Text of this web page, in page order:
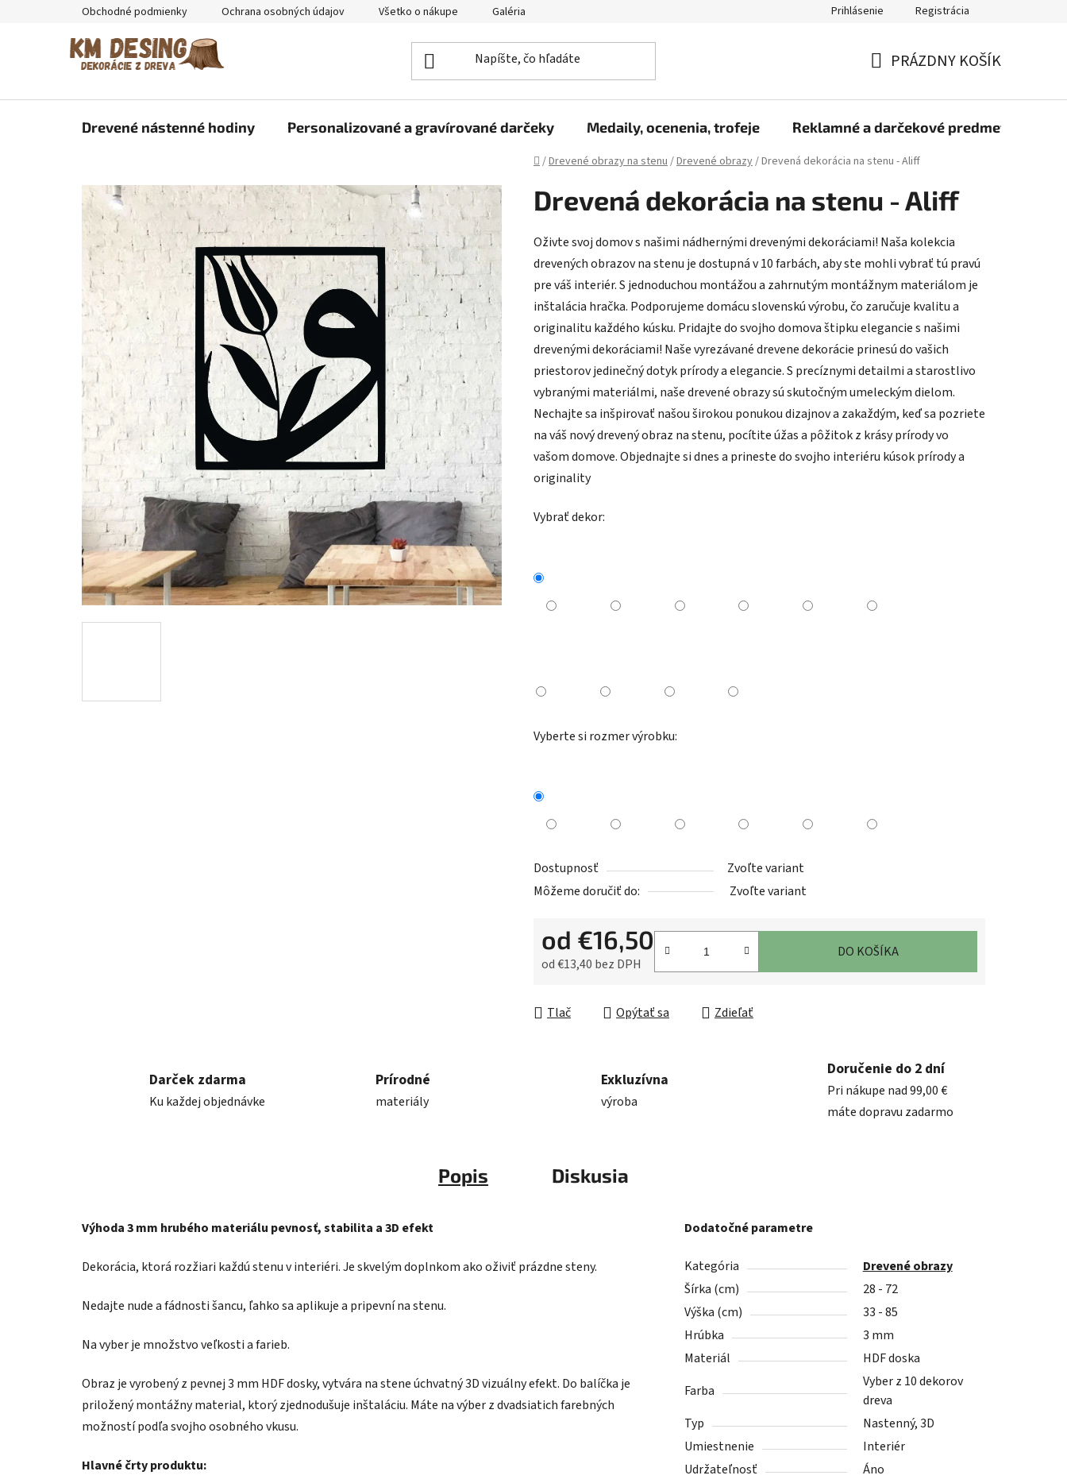
Obchodné podmienky Ochrana osobných údajov Všetko o nákupe Galéria Formulár na odstúpenie od zmluvy O nás
Prihlásenie Registrácia
KOŠÍK
PRÁZDNY KOŠÍK
Drevené nástenné hodiny Personalizované a gravírované darčeky Medaily, ocenenia, trofeje Reklamné a darčekové predmety
Domov
/Drevené obrazy na stenu/Drevené obrazy/Drevená dekorácia na stenu - Aliff
Drevená dekorácia na stenu - Aliff
Oživte svoj domov s našimi nádhernými drevenými dekoráciami! Naša kolekcia
drevených obrazov na stenu je dostupná v 10 farbách, aby ste mohli vybrať tú pravú
pre váš interiér. S jednoduchou montážou a zahrnutým montážnym materiálom je
inštalácia hračka. Podporujeme domácu slovenskú výrobu, čo zaručuje kvalitu a
originalitu každého kúsku. Pridajte do svojho domova štipku elegancie s našimi
drevenými dekoráciami! Naše vyrezávané drevene dekorácie prinesú do vašich
priestorov jedinečný dotyk prírody a elegancie. S precíznymi detailmi a starostlivo
vybranými materiálmi, naše drevené obrazy sú skutočným umeleckým dielom.
Nechajte sa inšpirovať našou širokou ponukou dizajnov a zakaždým, keď sa pozriete
na váš nový drevený obraz na stenu, pocítite úžas a pôžitok z krásy prírody vo
vašom domove. Objednajte si dnes a prineste do svojho interiéru kúsok prírody a
originality
Vybrať dekor:
Vyberte si rozmer výrobku:
Dostupnosť
Zvoľte variant
Môžeme doručiť do:
Zvoľte variant
od €16,50
od€13,40 bez DPH
DO KOŠÍKA
Tlač Opýtať sa Zdieľať
Darček zdarma
Ku každej objednávke
Prírodné
materiály
Exkluzívna
výroba
Doručenie do 2 dní
Pri nákupe nad 99,00 €
máte dopravu zadarmo
Popis Diskusia
Výhoda 3 mm hrubého materiálu pevnosť, stabilita a 3D efekt
Dekorácia, ktorá rozžiari každú stenu v interiéri. Je skvelým doplnkom ako oživiť prázdne steny.
Nedajte nude a fádnosti šancu, ľahko sa aplikuje a pripevní na stenu.
Na vyber je množstvo veľkosti a farieb.
Obraz je vyrobený z pevnej 3 mm HDF dosky, vytvára na stene úchvatný 3D vizuálny efekt. Do balíčka je
priložený montážny material, ktorý zjednodušuje inštaláciu. Máte na výber z dvadsiatich farebných
možností podľa svojho osobného vkusu.
Hlavné črty produktu:
Dodatočné parametre
Kategória
Drevené obrazy
Šírka (cm)
28 - 72
Výška (cm)
33 - 85
Hrúbka
3 mm
Materiál
HDF doska
Farba
Vyber z 10 dekorov
dreva
Typ
Nastenný, 3D
Umiestnenie
Interiér
Udržateľnosť
Áno